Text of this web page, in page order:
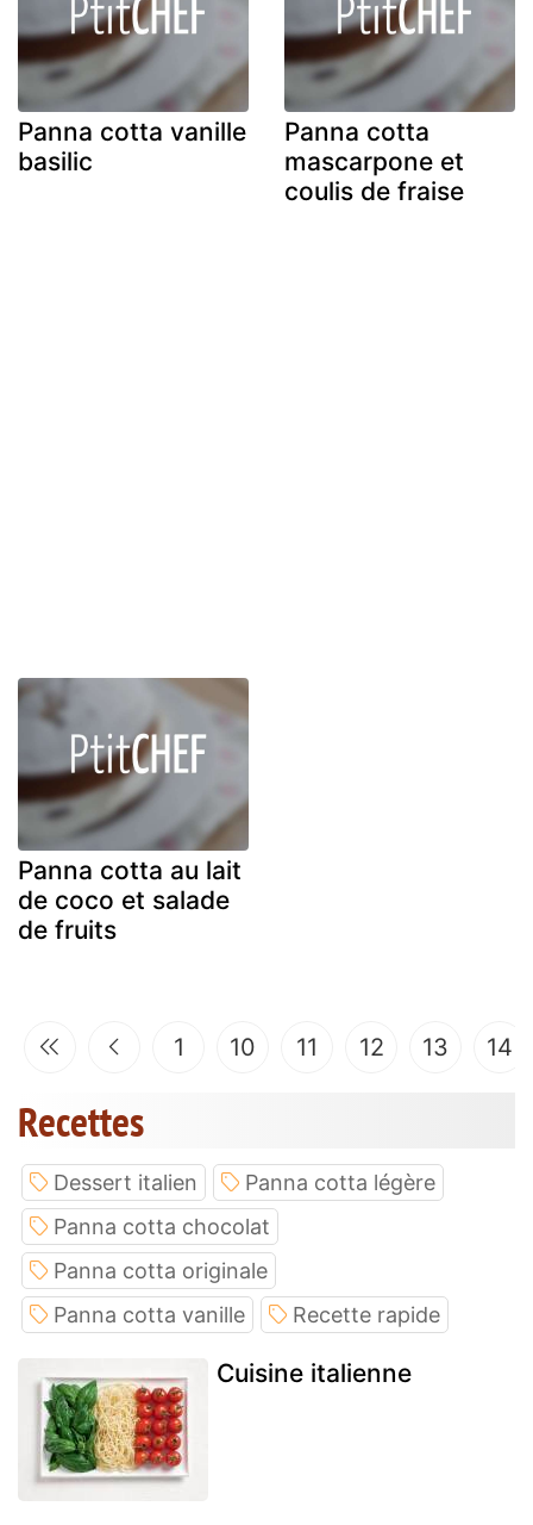
Panna cotta vanille
basilic
Panna cotta
mascarpone et
coulis de fraise
Panna cotta au lait
de coco et salade
de fruits
1 10 11 12 13 14
Recettes
Dessert italien
Panna cotta légère
Panna cotta chocolat
Panna cotta originale
Panna cotta vanille
Recette rapide
Cuisine italienne